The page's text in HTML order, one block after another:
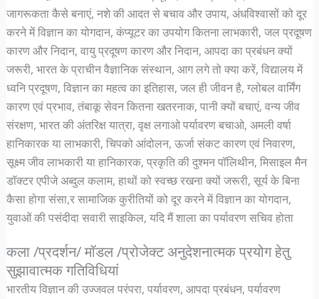
जागरूकता कैसे बनाएं, नशे की आदत से बचाव और उपाय, अंधविश्वासों को दूर
करने में विज्ञान का योगदान, कंप्यूटर का उपयोग कितना लाभकारी, जल प्रदूषण
कारण और निदान, वायु प्रदूषण कारण और निदान, आपदा का प्रबंधन क्यों
जरूरी, भारत के प्राचीन वैज्ञानिक संस्थान, आग लगे तो क्या करें, विद्यालय में
ध्वनि प्रदूषण, विज्ञान का महत्व का इतिहास, जल ही जीवन है, ग्लोबल वार्मिंग
कारण एवं प्रभाव, तंबाकू सेवन कितना खतरनाक, पानी क्यों बचाएं, वन्य जीव
संरक्षण, भारत की अंतरिक्ष यात्रा, वृक्ष लगाओ पर्यावरण बचाओ, अमली वर्षा
हानिकारक या लाभकारी, चिपको आंदोलन, ऊर्जा संकट कारण एवं निवारण,
सूक्ष्म जीव लाभकारी या हानिकारक, प्रकृति की दुश्मन पॉलिथीन, मिसाइल मैन
डॉक्टर एपीजे अब्दुल कलाम, हाथों को स्वच्छ रखना क्यों जरूरी, सूर्य के बिना
कैसा होगा संसा,र सामाजिक कुरीतियों को दूर करने में विज्ञान का योगदान,
युवाओं की पसंदीदा सवारी साइकिल, यदि मैं शाला का पर्यावरण सचिव होता
कला /प्रदर्शन/ मॉडल /प्रोजेक्ट अनुदेशनात्मक प्रयोग हेतु
सुझावात्मक गतिविधियां
भारतीय विज्ञान की उज्जवल परंपरा, पर्यावरण, आपदा प्रबंधन, पर्यावरण